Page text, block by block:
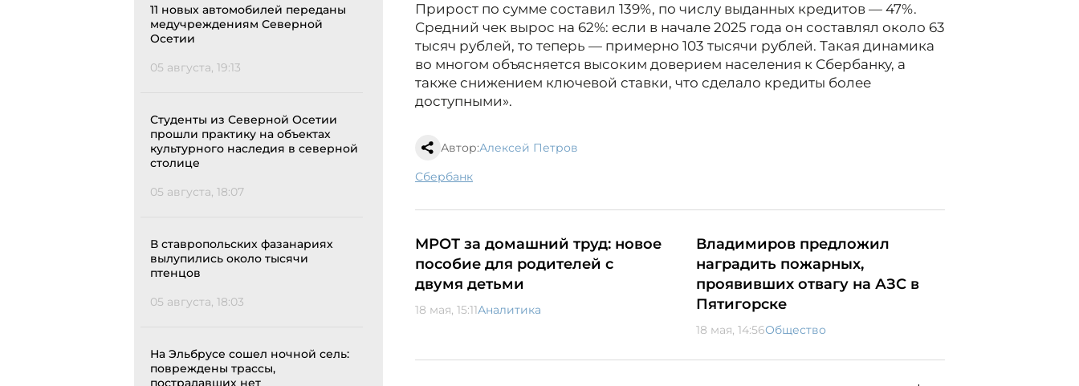
11 новых автомобилей переданы
медучреждениям Северной
Осетии
05 августа, 19:13
Студенты из Северной Осетии
прошли практику на объектах
культурного наследия в северной
столице
05 августа, 18:07
В ставропольских фазанариях
вылупились около тысячи
птенцов
05 августа, 18:03
На Эльбрусе сошел ночной сель:
повреждены трассы,
Прирост по сумме составил 139%, по числу выданных кредитов — 47%.
Средний чек вырос на 62%: если в начале 2025 года он составлял около 63
тысяч рублей, то теперь — примерно 103 тысячи рублей. Такая динамика
во многом объясняется высоким доверием населения к Сбербанку, а
также снижением ключевой ставки, что сделало кредиты более
доступными».
Автор:Алексей Петров
сбербанк
МРОТ за домашний труд: новое
пособие для родителей с
двумя детьми
18 мая, 15:11Аналитика
Владимиров предложил
наградить пожарных,
проявивших отвагу на АЗС в
Пятигорске
18 мая, 14:56Общество